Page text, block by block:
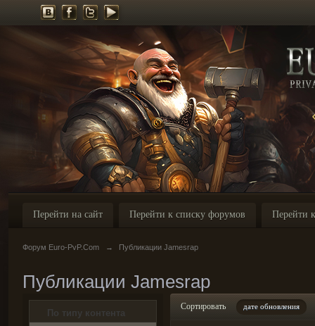
Перейти на сайт Перейти к списку форумов Перейти
Форум Euro-PvP.Com → Публикации Jamesrap
Публикации Jamesrap
По типу контента
Сортировать дате обновления